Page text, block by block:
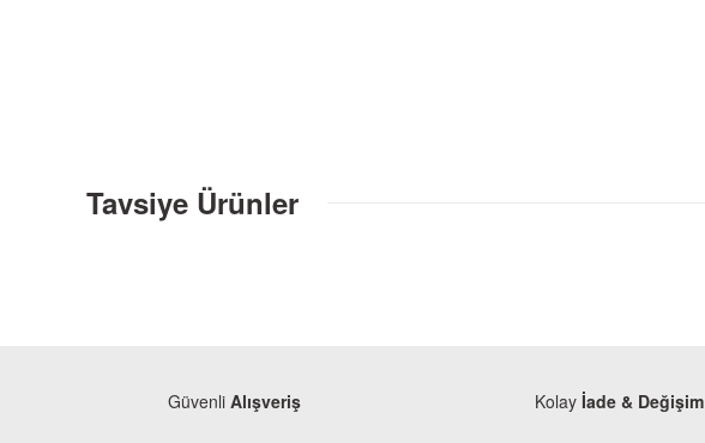
Tavsiye Ürünler
Güvenli Alışveriş Kolay İade & Değişim